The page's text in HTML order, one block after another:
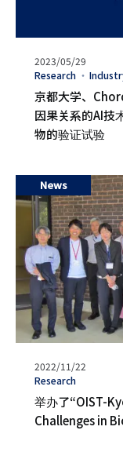
发
表
日
期
2023/05/29
タ
グ
Research
京都大学、
因果关系的AI技
物的验证试验
News
发
表
日
期
2022/11/22
タ
グ
Research
举办了“OIST-
Challenges in